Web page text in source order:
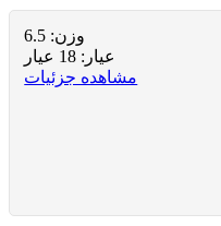
وزن: 6.5
عيار: 18 عیار
مشاهده جزئیات